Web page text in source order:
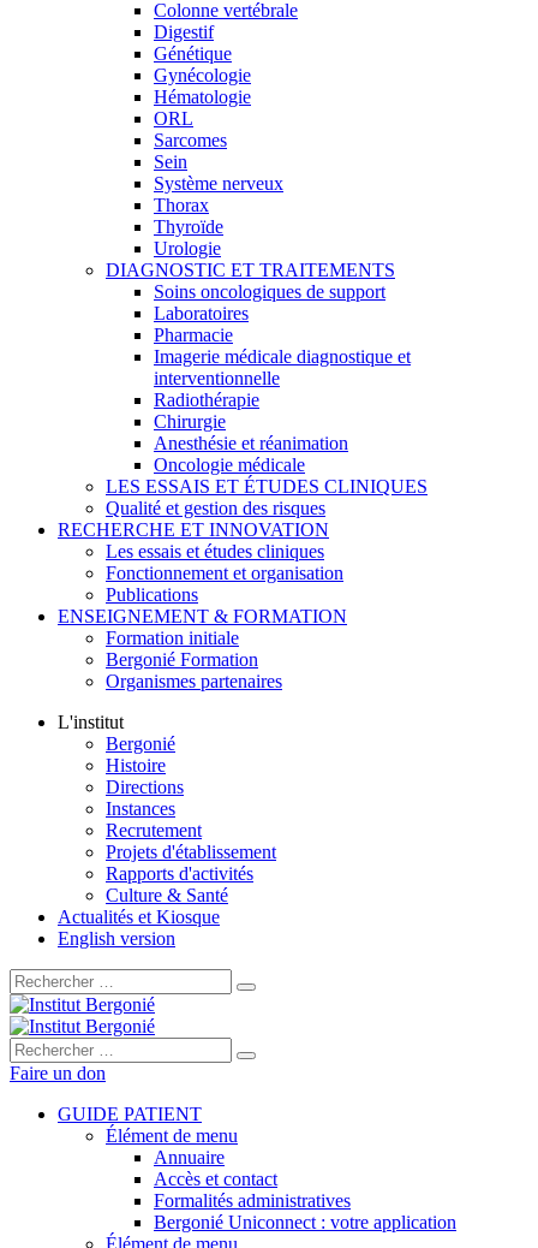
Colonne vertébrale
Digestif
Génétique
Gynécologie
Hématologie
ORL
Sarcomes
Sein
Système nerveux
Thorax
Thyroïde
Urologie
DIAGNOSTIC ET TRAITEMENTS
Soins oncologiques de support
Laboratoires
Pharmacie
Imagerie médicale diagnostique et
interventionnelle
Radiothérapie
Chirurgie
Anesthésie et réanimation
Oncologie médicale
LES ESSAIS ET ÉTUDES CLINIQUES
Qualité et gestion des risques
RECHERCHE ET INNOVATION
Les essais et études cliniques
Fonctionnement et organisation
Publications
ENSEIGNEMENT & FORMATION
Formation initiale
Bergonié Formation
Organismes partenaires
L'institut
Bergonié
Histoire
Directions
Instances
Recrutement
Projets d'établissement
Rapports d'activités
Culture & Santé
Actualités et Kiosque
English version
Rechercher :
Rechercher :
Faire un don
GUIDE PATIENT
Élément de menu
Annuaire
Accès et contact
Formalités administratives
Bergonié Uniconnect : votre application
Élément de menu